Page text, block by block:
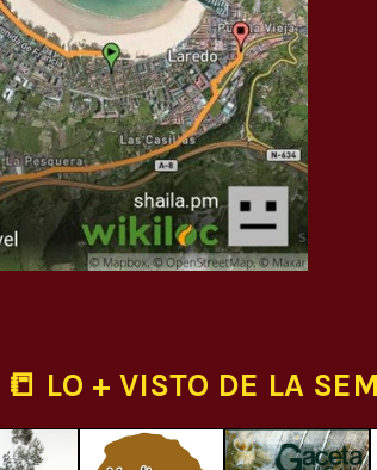
📒 LO + VISTO DE LA